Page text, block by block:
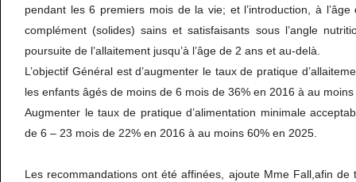
pendant les 6 premiers mois de la vie; et l’introduction, à l’âge
complément (solides) sains et satisfaisants sous l’angle
poursuite de l’allaitement jusqu’à l’âge de 2 ans et au-delà.
L’objectif Général est d’augmenter le taux de pratique
les enfants âgés de moins de 6 mois de 36% en 2016 à au
Augmenter le taux de pratique d’alimentation minimale
de 6 – 23 mois de 22% en 2016 à au moins 60% en 2025.
Les recommandations ont été affinées, ajoute Mme Fall,afin de